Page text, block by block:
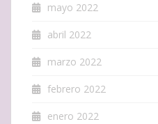
mayo 2022
abril 2022
marzo 2022
febrero 2022
enero 2022